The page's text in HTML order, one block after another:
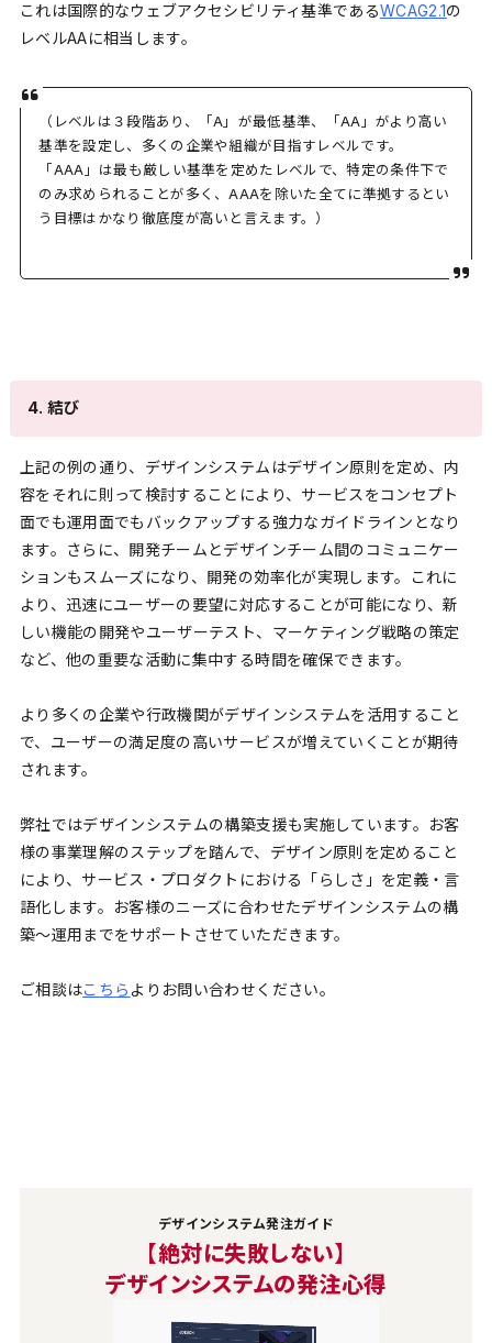
これは国際的なウェブアクセシビリティ基準であるWCAG2.1の
レベルAAに相当します。
（レベルは３段階あり、「A」が最低基準、「AA」がより高い
基準を設定し、多くの企業や組織が目指すレベルです。
「AAA」は最も厳しい基準を定めたレベルで、特定の条件下で
のみ求められることが多く、AAAを除いた全てに準拠するとい
う目標はかなり徹底度が高いと言えます。）
4. 結び
上記の例の通り、デザインシステムはデザイン原則を定め、内
容をそれに則って検討することにより、サービスをコンセプト
面でも運用面でもバックアップする強力なガイドラインとなり
ます。さらに、開発チームとデザインチーム間のコミュニケー
ションもスムーズになり、開発の効率化が実現します。これに
より、迅速にユーザーの要望に対応することが可能になり、新
しい機能の開発やユーザーテスト、マーケティング戦略の策定
など、他の重要な活動に集中する時間を確保できます。
より多くの企業や行政機関がデザインシステムを活用すること
で、ユーザーの満足度の高いサービスが増えていくことが期待
されます。
弊社ではデザインシステムの構築支援も実施しています。お客
様の事業理解のステップを踏んで、デザイン原則を定めること
により、サービス・プロダクトにおける「らしさ」を定義・言
語化します。お客様のニーズに合わせたデザインシステムの構
築〜運用までをサポートさせていただきます。
ご相談はこちら よりお問い合わせください。
デザインシステム発注ガイド
【絶対に失敗しない】
デザインシステムの発注心得